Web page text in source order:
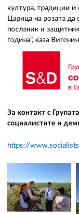
култура, традиции и
Царица на розата
посланик и
година“, каза
За контакт с
социалистите и
https://